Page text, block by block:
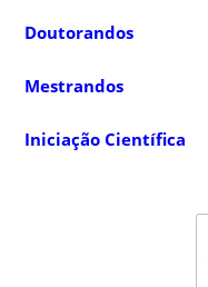
Doutorandos
Mestrandos
Iniciação Científica